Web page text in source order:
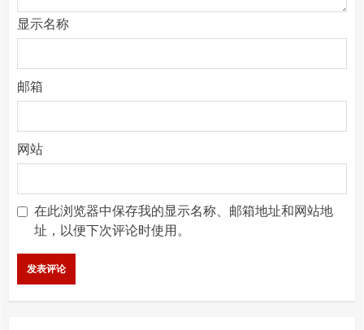
显示名称
邮箱
网站
在此浏览器中保存我的显示名称、邮箱地址和网站地
址，以便下次评论时使用。